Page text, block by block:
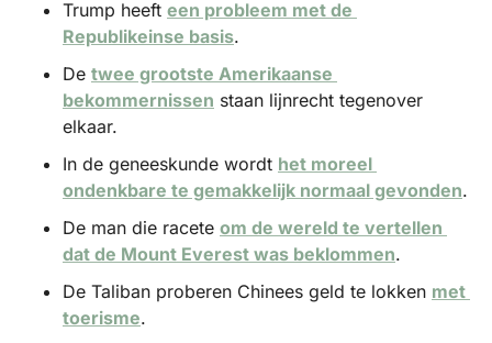
Trump heeft een probleem met de
Republikeinse basis.
De twee grootste Amerikaanse
bekommernissen staan lijnrecht tegenover
elkaar.
In de geneeskunde wordt het moreel
ondenkbare te gemakkelijk normaal gevonden.
De man die racete om de wereld te vertellen
dat de Mount Everest was beklommen.
De Taliban proberen Chinees geld te lokken met
toerisme.